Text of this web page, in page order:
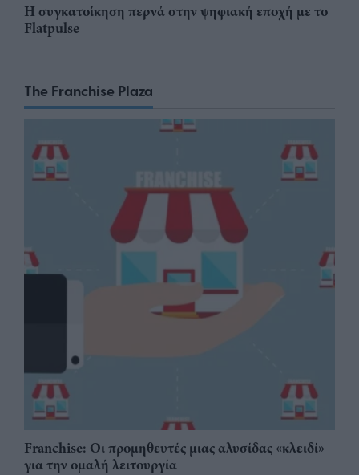
Η συγκατοίκηση περνά στην ψηφιακή εποχή με το
Flatpulse
The Franchise Plaza
Franchise: Οι προμηθευτές μιας αλυσίδας «κλειδί»
για την ομαλή λειτουργία